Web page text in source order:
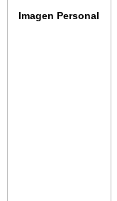
Imagen Personal